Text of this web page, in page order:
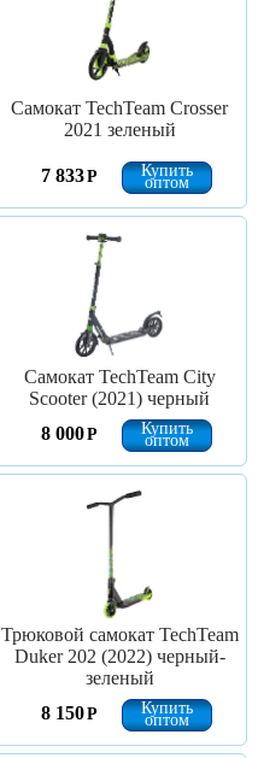
Самокат TechTeam Crosser
2021 зеленый
7 833Р Купить
оптом
Самокат TechTeam City
Scooter (2021) черный
8 000Р Купить
оптом
Трюковой самокат TechTeam
Duker 202 (2022) черный-
зеленый
8 150Р Купить
оптом